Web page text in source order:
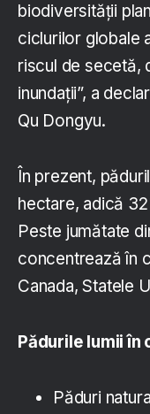
biodiversității
ciclurilor globale
riscul de secetă,
inundații”, a
Qu Dongyu.
În prezent,
hectare, adică
Peste jumătate
concentrează în
Canada, Statele
Pădurile lumii în
Păduri